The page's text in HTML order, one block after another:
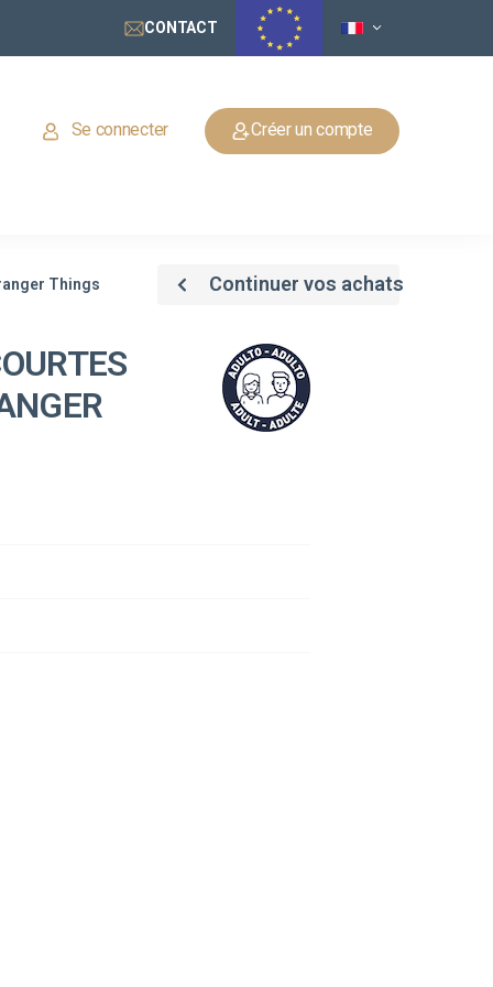
CONTACT
Se connecter Créer un compte
Things Continuer vos achats